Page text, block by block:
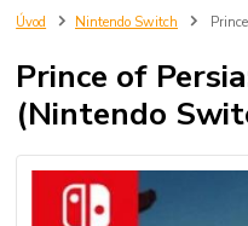
Úvod Nintendo Switch
Prince of
(Nintendo